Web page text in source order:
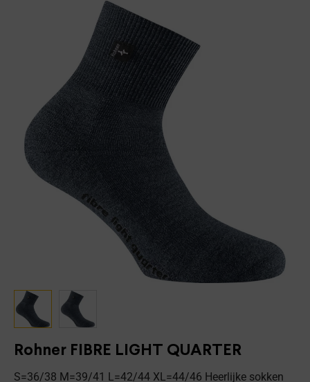
Rohner FIBRE LIGHT QUARTER
S=36/38 M=39/41 L=42/44 XL=44/46 Heerlijke sokken